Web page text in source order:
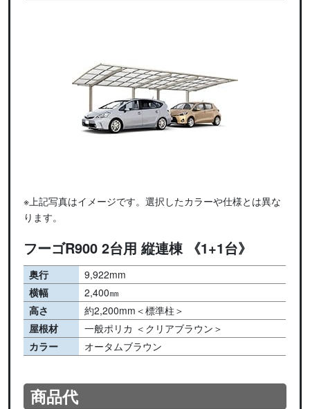
※上記写真はイメージです。選択したカラーや仕様とは異な
ります。
フーゴR900 2台用 縦連棟 《1+1台》
奥行
9,922mm
横幅
2,400㎜
高さ
約2,200mm＜標準柱＞
屋根材
一般ポリカ ＜クリアブラウン＞
カラー
オータムブラウン
商品代